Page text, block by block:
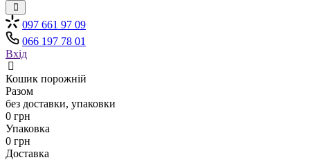
097 661 97 09
066 197 78 01
Вхід
Кошик порожній
Разом
без доставки, упаковки
0 грн
Упаковка
0 грн
Доставка